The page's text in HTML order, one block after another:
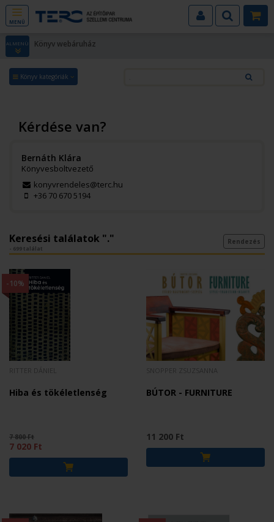
MENÜ
ALMENÜ Könyv webáruház
Könyv kategóriák
Kérdése van?
Bernáth Klára
Könyvesboltvezető
konyvrendeles@terc.hu
+36 70 670 5194
Keresési találatok "."
- 699 találat
Rendezés
-10%
Hiba és tökéletlenség
7 800 Ft
7 020 Ft
BÚTOR - FURNITURE
11 200 Ft